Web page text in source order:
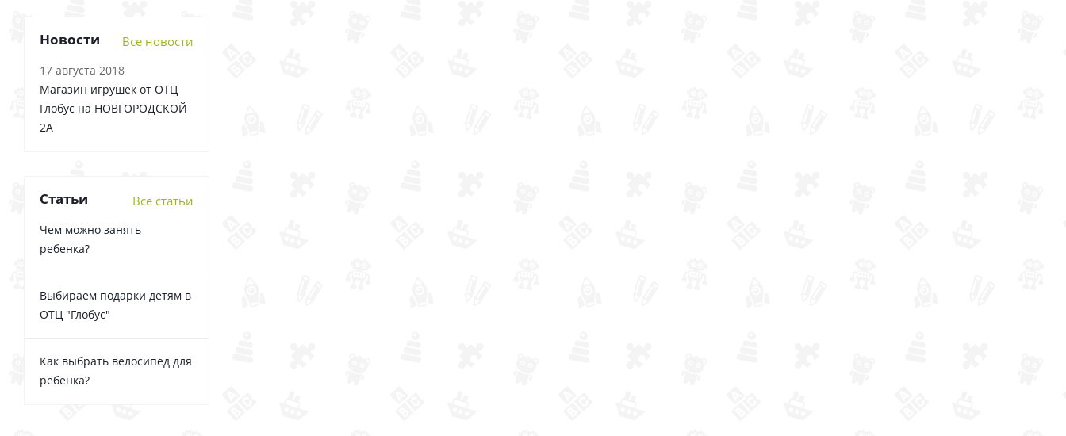
Новости Все новости
17 августа 2018
Магазин игрушек от ОТЦ
Глобус на НОВГОРОДСКОЙ
2А
Статьи Все статьи
Чем можно занять
ребенка?
Выбираем подарки детям в
ОТЦ "Глобус"
Как выбрать велосипед для
ребенка?